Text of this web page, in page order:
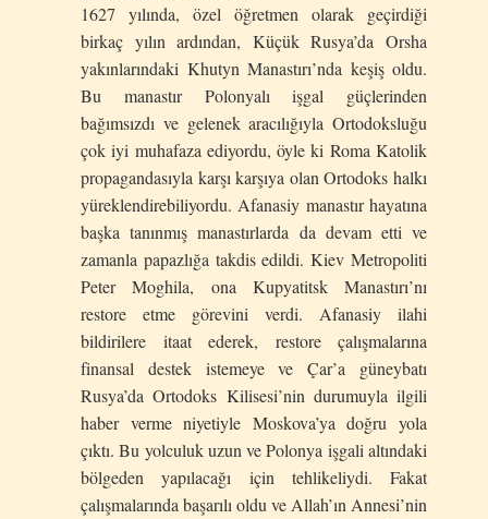
1627 yılında, özel öğretmen olarak geçirdiği
birkaç yılın ardından, Küçük Rusya’da Orsha
yakınlarındaki Khutyn Manastırı’nda keşiş oldu.
Bu manastır Polonyalı işgal güçlerinden
bağımsızdı ve gelenek aracılığıyla Ortodoksluğu
çok iyi muhafaza ediyordu, öyle ki Roma Katolik
propagandasıyla karşı karşıya olan Ortodoks halkı
yüreklendirebiliyordu. Afanasiy manastır hayatına
başka tanınmış manastırlarda da devam etti ve
zamanla papazlığa takdis edildi. Kiev Metropoliti
Peter Moghila, ona Kupyatitsk Manastırı’nı
restore etme görevini verdi. Afanasiy ilahi
bildirilere itaat ederek, restore çalışmalarına
finansal destek istemeye ve Çar’a güneybatı
Rusya’da Ortodoks Kilisesi’nin durumuyla ilgili
haber verme niyetiyle Moskova’ya doğru yola
çıktı. Bu yolculuk uzun ve Polonya işgali altındaki
bölgeden yapılacağı için tehlikeliydi. Fakat
çalışmalarında başarılı oldu ve Allah’ın Annesi’nin